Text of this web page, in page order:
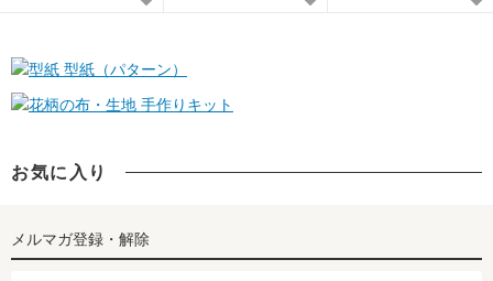
型紙（パターン）
手作りキット
お気に入り
メルマガ登録・解除